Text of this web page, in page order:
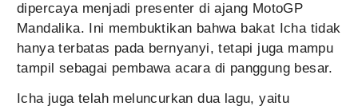
dipercaya menjadi presenter di ajang MotoGP
Mandalika. Ini membuktikan bahwa bakat Icha tidak
hanya terbatas pada bernyanyi, tetapi juga mampu
tampil sebagai pembawa acara di panggung besar.
Icha juga telah meluncurkan dua lagu, yaitu